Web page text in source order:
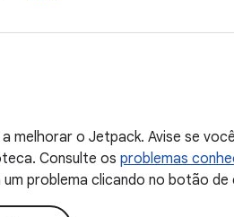
melhorar o Jetpack. Avise se
Consulte os problemas
problema clicando no botão de